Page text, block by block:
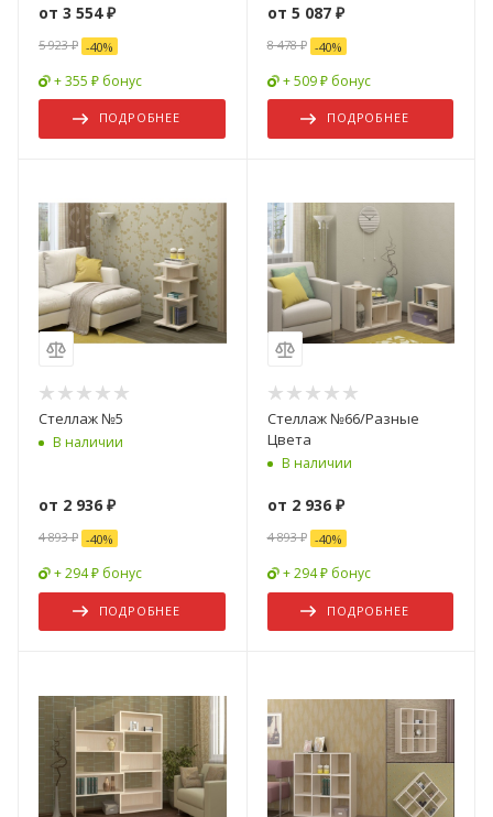
от 3 554 ₽
5 923 ₽ -40%
+ 355 ₽ бонус
ПОДРОБНЕЕ
от 5 087 ₽
8 478 ₽ -40%
+ 509 ₽ бонус
ПОДРОБНЕЕ
Стеллаж №5
В наличии
от 2 936 ₽
4 893 ₽ -40%
+ 294 ₽ бонус
ПОДРОБНЕЕ
Стеллаж №66/Разные
Цвета
В наличии
от 2 936 ₽
4 893 ₽ -40%
+ 294 ₽ бонус
ПОДРОБНЕЕ